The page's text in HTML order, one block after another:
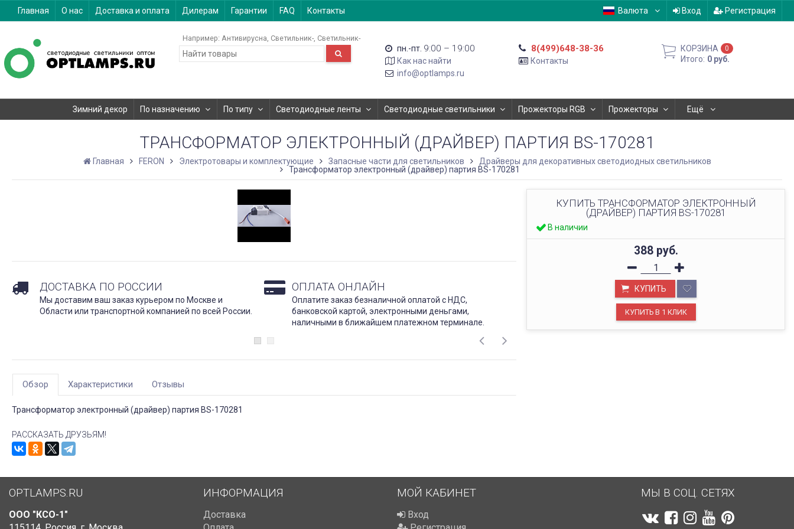
Главная О нас Доставка и оплата Дилерам Гарантии FAQ Контакты Валюта Вход Регистрация
Например: Антивирусна Светильник- Светильник-
пн.-пт. 9:00 – 19:00
Как нас найти
info@optlamps.ru
8(499)648-38-36
Контакты
КОРЗИНА 0
Итого: 0 руб.
Зимний декор По назначению По типу Светодиодные ленты Светодиодные светильники Прожекторы RGB Прожекторы Ещё
ТРАНСФОРМАТОР ЭЛЕКТРОННЫЙ (ДРАЙВЕР) ПАРТИЯ BS-170281
Главная FERON Электротовары и комплектующие Запасные части для светильников
Драйверы для декоративных светодиодных светильников
Трансформатор электронный (драйвер) партия BS-170281
КУПИТЬ ТРАНСФОРМАТОР ЭЛЕКТРОННЫЙ
(ДРАЙВЕР) ПАРТИЯ BS-170281
В наличии
388 руб.
КУПИТЬ
ДОСТАВКА ПО РОССИИ
Мы доставим ваш заказ курьером по Москве и
Области или транспортной компанией по всей России.
ОПЛАТА ОНЛАЙН
Оплатите заказ безналичной оплатой с НДС,
банковской картой, электронными деньгами,
наличными в ближайшем платежном терминале.
ОФИС В МОСКВЕ
Будем рады видеть вас в нашем офисе по адресу г.
Москва, Павелецкая наб., д. 2, стр. 2.
Обзор Характеристики Отзывы
Трансформатор электронный (драйвер) партия BS-170281
РАССКАЗАТЬ ДРУЗЬЯМ!
OPTLAMPS.RU
ООО "КСО-1"
ИНФОРМАЦИЯ
Доставка
МОЙ КАБИНЕТ
Вход
МЫ В СОЦ. СЕТЯХ